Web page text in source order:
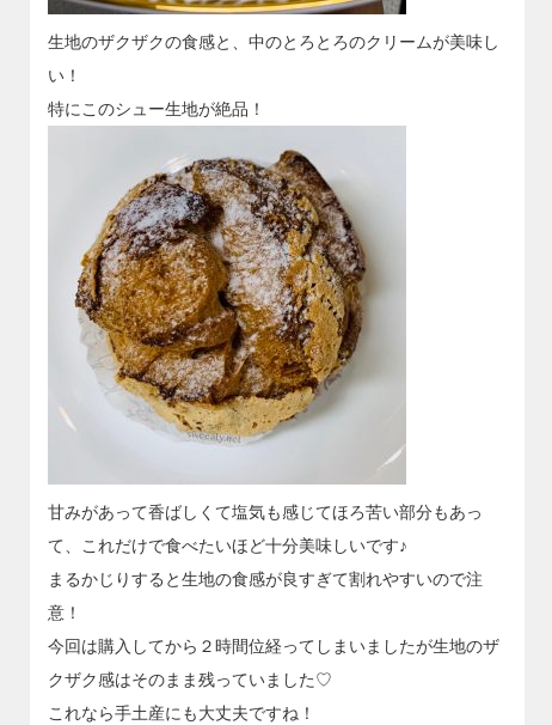
生地のザクザクの食感と、中のとろとろのクリームが美味し
い！
特にこのシュー生地が絶品！
甘みがあって香ばしくて塩気も感じてほろ苦い部分もあっ
て、これだけで食べたいほど十分美味しいです♪
まるかじりすると生地の食感が良すぎて割れやすいので注
意！
今回は購入してから２時間位経ってしまいましたが生地のザ
クザク感はそのまま残っていました♡
これなら手土産にも大丈夫ですね！